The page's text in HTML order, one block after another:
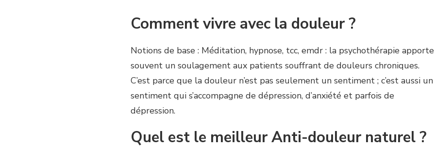
Comment vivre avec la douleur ?
Notions de base : Méditation, hypnose, tcc, emdr : la psychothérapie apporte
souvent un soulagement aux patients souffrant de douleurs chroniques.
C’est parce que la douleur n’est pas seulement un sentiment ; c’est aussi un
sentiment qui s’accompagne de dépression, d’anxiété et parfois de
dépression.
Quel est le meilleur Anti-douleur naturel ?